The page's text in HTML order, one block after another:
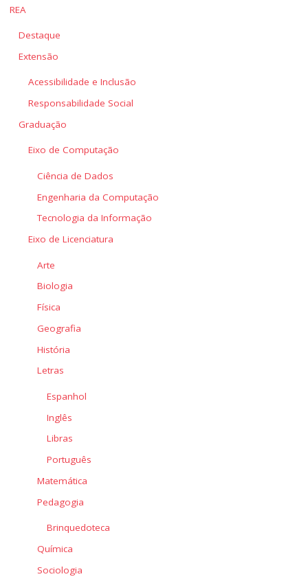
REA
Destaque
Extensão
Acessibilidade e Inclusão
Responsabilidade Social
Graduação
Eixo de Computação
Ciência de Dados
Engenharia da Computação
Tecnologia da Informação
Eixo de Licenciatura
Arte
Biologia
Física
Geografia
História
Letras
Espanhol
Inglês
Libras
Português
Matemática
Pedagogia
Brinquedoteca
Química
Sociologia